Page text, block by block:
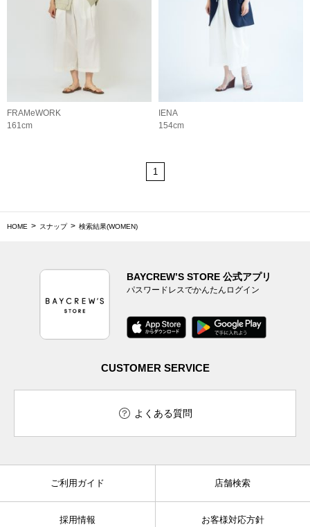
FRAMeWORK
161cm
IENA
154cm
1
HOME スナップ 検索結果(WOMEN)
BAYCREW’S STORE 公式アプリ
パスワードレスでかんたんログイン
CUSTOMER SERVICE
よくある質問
ご利用ガイド 店舗検索
採用情報 お客様対応方針